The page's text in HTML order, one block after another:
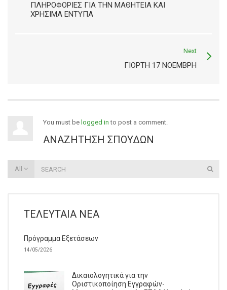
ΠΛΗΡΟΦΟΡΊΕΣ ΓΙΑ ΤΗΝ ΜΑΘΗΤΕΊΑ ΚΑΙ
ΧΡΉΣΙΜΑ ΈΝΤΥΠΑ
Next
ΓΙΟΡΤΉ 17 ΝΟΈΜΒΡΗ
You must be logged in to post a comment.
ΑΝΑΖΉΤΗΣΗ ΣΠΟΥΔΏΝ
All
ΤΕΛΕΥΤΑΊΑ ΝΈΑ
Πρόγραμμα Εξετάσεων
14/05/2026
Δικαιολογητικά για την
Οριστικοποίηση Εγγραφών-